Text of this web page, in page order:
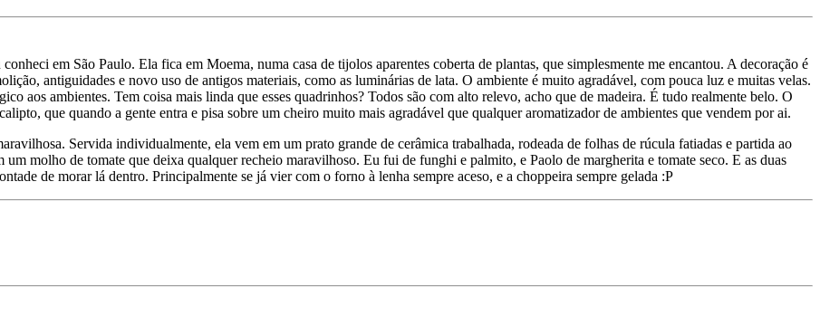
em São Paulo. Ela fica em Moema, numa casa de tijolos aparentes coberta de plantas, que simplesmente me encantou. A decoração é
antiguidades e novo uso de antigos materiais, como as luminárias de lata. O ambiente é muito agradável, com pouca luz e muitas velas.
aos ambientes. Tem coisa mais linda que esses quadrinhos? Todos são com alto relevo, acho que de madeira. É tudo realmente belo. O
que quando a gente entra e pisa sobre um cheiro muito mais agradável que qualquer aromatizador de ambientes que vendem por ai.
Servida individualmente, ela vem em um prato grande de cerâmica trabalhada, rodeada de folhas de rúcula fatiadas e partida ao
molho de tomate que deixa qualquer recheio maravilhoso. Eu fui de funghi e palmito, e Paolo de margherita e tomate seco. E as duas
de morar lá dentro. Principalmente se já vier com o forno à lenha sempre aceso, e a choppeira sempre gelada :P